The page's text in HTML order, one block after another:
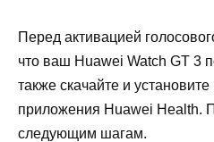
Перед активацией
что ваш Huawei Watch GT 3
также скачайте и
приложения Huawei Health.
следующим шагам.